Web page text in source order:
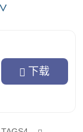
边的每一个人更
携手共建”防火
∨
下载